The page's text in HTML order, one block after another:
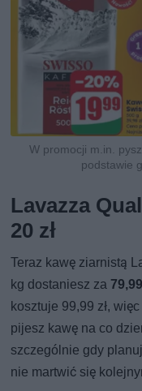
W promocji m.in.
podstawie
Lavazza
20 zł
Teraz kawę ziarnistą
kg dostaniesz za
kosztuje 99,99 zł,
pijesz kawę na co
szczególnie gdy
nie martwić się